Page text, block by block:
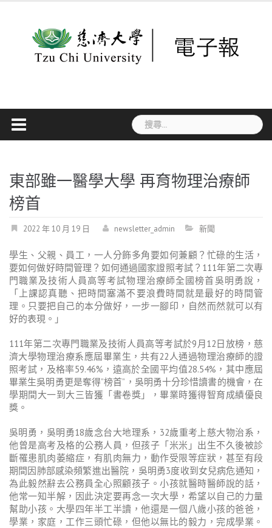
搜
尋
字:
東部雖一醫學大學 再育物理治療師
榜首
2022 年 10 月 19 日 newsletter_admin 新聞
學生、父親、員工，一人分飾多角要如何兼顧？忙碌的生活，
要如何做好時間管理？如何通過國家證照考試？111年第二次專
門職業及技術人員高等考試物理治療師全國榜首吳明勇說，
「上課認真聽、把時間塞滿不要浪費時間就是最好的時間管
理。只要把自己的本分做好，一步一腳印，自然而然就可以有
好的表現。」
111年第二次專門職業及技術人員高等考試於9月12日放榜，慈
濟大學物理治療系應屆畢業生，共有22人通過物理治療師的證
照考試，及格率59.46%，遠高於全國平均值28.54%，其中應屆
畢業生吳明勇更是奪得”榜首”，吳明勇十分珍惜讀書的機會，在
學期間大一到大三皆獲「書卷獎」，畢業時獲得智育成績優良
獎。
吳明勇，吳明勇18歲念台大地理系， 32歲重考上慈大物治系，
他曾是高考及格的公務人員，但孩子「米米」出生不久後被診
斷罹患肌肉萎縮症，有肌肉無力，動作受限等症狀，甚至有段
期間因肺部感染頻繁進出醫院，吳明勇3度收到女兒病危通知，
為此毅然辭去公務員全心照顧孩子。小孩就醫時醫師說的話，
他常一知半解，因此決定要再念一次大學，希望以自己的力量
幫助小孩。大學四年半工半讀，他還是一個八歲小孩的爸爸，
學業，家庭，工作三頭忙碌，但他以無比的毅力，完成學業。